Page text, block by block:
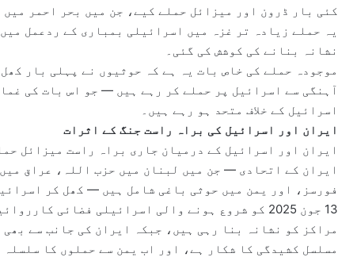
کئی بار ڈرون اور میزائل حملے کیے، جن میں بحر احمر
یہ حملے زیادہ تر غزہ میں اسرائیلی بمباری کے ردعمل
نشانہ بنانے کی کوشش کی گئی۔
موجودہ حملے کی خاص بات یہ ہے کہ حوثیوں نے پہلی بار
آہنگی سے اسرائیل پر حملے کر رہے ہیں — جو اس بات کی
اسرائیل کے خلاف متحد ہو رہے ہیں۔
ایران اور اسرائیل کی براہ راست جنگ کے اثرات
ایران اور اسرائیل کے درمیان جاری براہ راست میزائل
ایران کے اتحادی — جن میں لبنان میں حزب اللہ، عراق
فورسز، اور یمن میں حوثی باغی شامل ہیں — کھل کر
13 جون 2025 کو شروع ہونے والی اسرائیلی فضائی
مراکز کو نشانہ بنا رہی ہیں، جبکہ ایران کی جانب سے
مسلسل کشیدگی کا شکار ہے، اور اب یمن سے حملوں کا